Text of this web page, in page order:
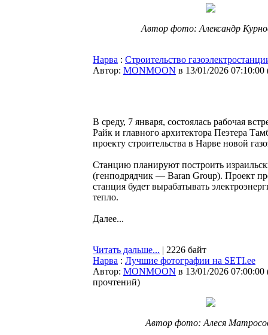
Автор фото: Александр
Нарва : Строительство
Автор: MONMOON в 13/01/2026 07:10:00
В среду, 7 января, состоялась рабочая
Райк и главного архитектора Пеэтера
проекту строительства в Нарве новой
Станцию планируют построить
(генподрядчик — Baran Group). Проект
станция будет вырабатывать
тепло.
Далее...
Читать дальше... | 2226 байт
Нарва : Лучшие фотографии на SETI.ee
Автор: MONMOON в 13/01/2026 07:00:00
прочтений)
Автор фото: Алеся